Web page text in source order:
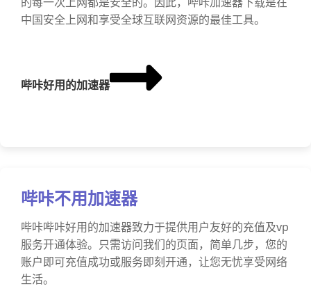
中国安全上网和享受全球互联网资源的最佳工具。
哔咔好用的加速器
哔咔不用加速器
哔咔哔咔好用的加速器致力于提供用户友好的充值及vp
服务开通体验。只需访问我们的页面，简单几步，您的
账户即可充值成功或服务即刻开通，让您无忧享受网络
生活。